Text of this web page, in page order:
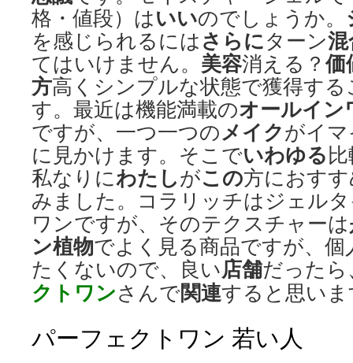
格・値段）はいいのでしょうか。
を感じられるにはさらにターン
てはいけません。 美容消える？価
方高くシンプルな状態で獲得す
す。最近は機能満載のオールイン
ですが、一つ一つのメイクがイ
に見かけます。そこでいわゆる
私なりにわたしがこの方におす
みました。コラリッチはジェル
ワンですが、そのテクスチャーは
ン植物でよく見る商品ですが、
たくないので、良い店舗だったら
クトワンさんで関連すると思い
パーフェクトワン 若い人